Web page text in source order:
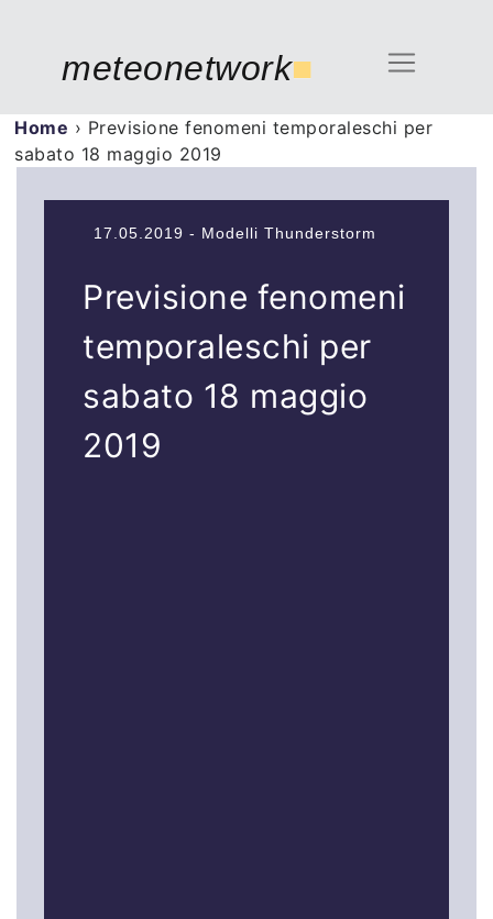
meteonetwork■
Home › Previsione fenomeni temporaleschi per
sabato 18 maggio 2019
17.05.2019 - Modelli Thunderstorm
Previsione fenomeni
temporaleschi per
sabato 18 maggio
2019